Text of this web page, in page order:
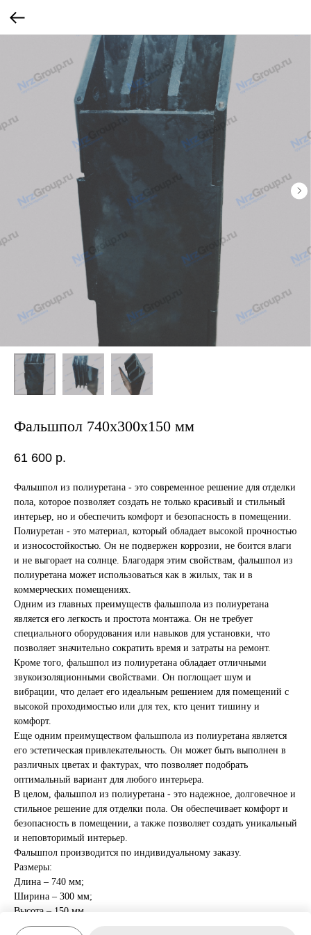
Фальшпол 740х300х150 мм
61 600 р.
Фальшпол из полиуретана - это современное решение для отделки
пола, которое позволяет создать не только красивый и стильный
интерьер, но и обеспечить комфорт и безопасность в помещении.
Полиуретан - это материал, который обладает высокой прочностью
и износостойкостью. Он не подвержен коррозии, не боится влаги
и не выгорает на солнце. Благодаря этим свойствам, фальшпол из
полиуретана может использоваться как в жилых, так и в
коммерческих помещениях.
Одним из главных преимуществ фальшпола из полиуретана
является его легкость и простота монтажа. Он не требует
специального оборудования или навыков для установки, что
позволяет значительно сократить время и затраты на ремонт.
Кроме того, фальшпол из полиуретана обладает отличными
звукоизоляционными свойствами. Он поглощает шум и
вибрации, что делает его идеальным решением для помещений с
высокой проходимостью или для тех, кто ценит тишину и
комфорт.
Еще одним преимуществом фальшпола из полиуретана является
его эстетическая привлекательность. Он может быть выполнен в
различных цветах и фактурах, что позволяет подобрать
оптимальный вариант для любого интерьера.
В целом, фальшпол из полиуретана - это надежное, долговечное и
стильное решение для отделки пола. Он обеспечивает комфорт и
безопасность в помещении, а также позволяет создать уникальный
и неповторимый интерьер.
Фальшпол производится по индивидуальному заказу.
Размеры:
Длина – 740 мм;
Ширина – 300 мм;
Высота – 150 мм.
Вес – 15,4 кг.